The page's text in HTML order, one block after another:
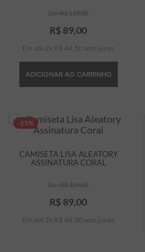
R$119,00
R$ 89,00
Em até 2 x R$ 44 50 sem juros
ADICIONAR AO CARRINHO
-25%
CAMISETA LISA ALEATORY
ASSINATURA CORAL
R$119,00
R$ 89,00
Em até 2 x R$ 44 50 sem juros